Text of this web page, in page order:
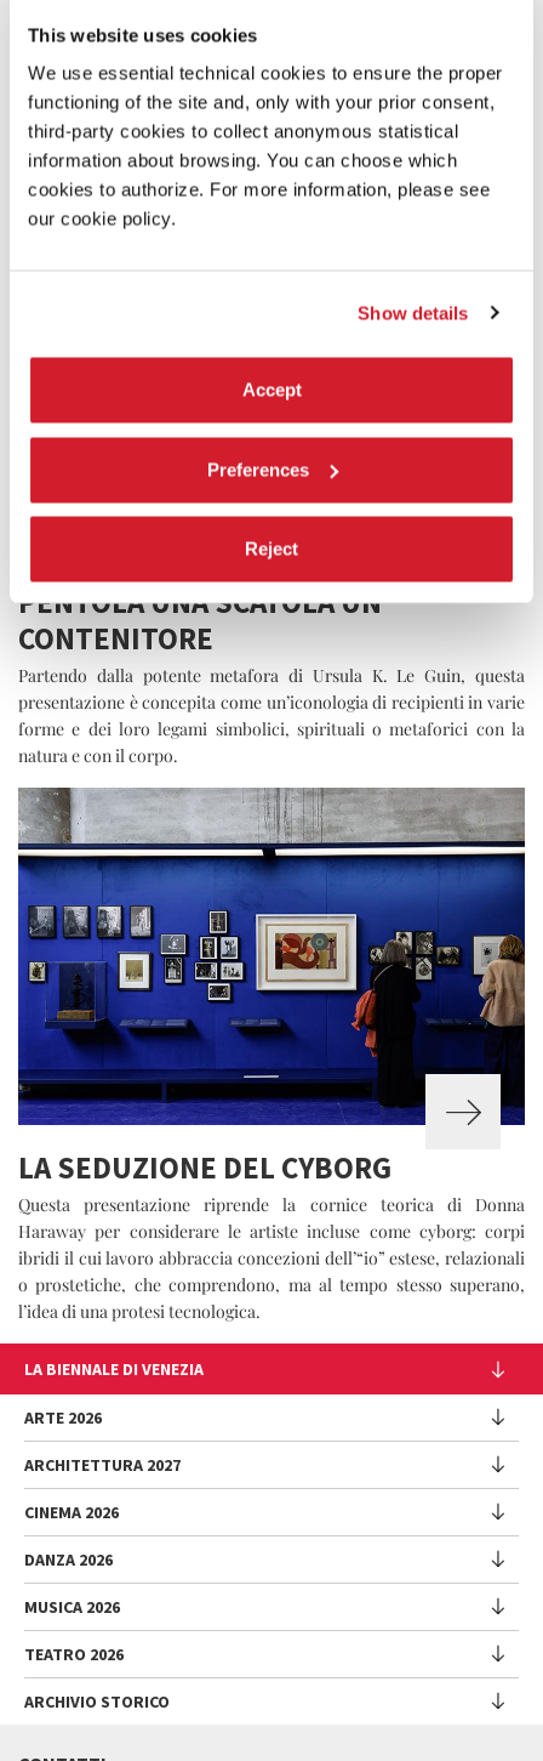
This website uses cookies
We use essential technical cookies to ensure the proper
functioning of the site and, only with your prior consent,
third-party cookies to collect anonymous statistical
information about browsing. You can choose which
cookies to authorize. For more information, please see
our cookie policy.
Show details
Accept
Preferences
Reject
somatica nella creazione artistica “programmata”.
UNA FOGLIA UNA ZUCCA UN GUSCIO
UNA RETE UNA BORSA UNA TRACOLLA
UNA BISACCIA UNA BOTTIGLIA UNA
PENTOLA UNA SCATOLA UN
CONTENITORE
Partendo dalla potente metafora di Ursula K. Le Guin, questa
presentazione è concepita come un’iconologia di recipienti in varie
forme e dei loro legami simbolici, spirituali o metaforici con la
natura e con il corpo.
LA SEDUZIONE DEL CYBORG
Questa presentazione riprende la cornice teorica di Donna
Haraway per considerare le artiste incluse come cyborg: corpi
ibridi il cui lavoro abbraccia concezioni dell’“io” estese, relazionali
o prostetiche, che comprendono, ma al tempo stesso superano,
l’idea di una protesi tecnologica.
LA BIENNALE DI VENEZIA
L'Istituzione
Cariche istituzionali
Storia
Luoghi
Sponsorship
Sostenibilità ambientale
Trasparenza
Lavora con noi
ARTE 2026
Esposizione
Intervento di Pietrangelo Buttafuoco
Intervento di Koyo Kouoh / La squadra di Koyo Kouoh
Partecipazioni Nazionali
Eventi collaterali
Biennale Sessions
ARCHITETTURA 2027
Mostra
Partecipazioni Nazionali (procedura)
Eventi Collaterali (procedura)
Submission
Edizioni passate
CINEMA 2026
Mostra
Venice Immersive
Intervento di Alberto Barbera
Regolamento Venezia Classici
DANZA 2026
Festival
Spettacoli
Incontri - Film - Libri - Workshop
MUSICA 2026
Festival
Intervento di Caterina Barbieri
TEATRO 2026
Festival
ARCHIVIO STORICO